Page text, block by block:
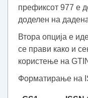
префиксот 977 е
доделен на
Втора опција е
се прави како и
користење на
Форматирање на